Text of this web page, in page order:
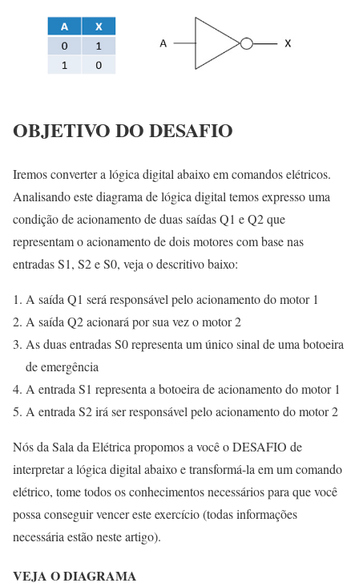
OBJETIVO DO DESAFIO
Iremos converter a lógica digital abaixo em comandos elétricos.
Analisando este diagrama de lógica digital temos expresso uma
condição de acionamento de duas saídas Q1 e Q2 que
representam o acionamento de dois motores com base nas
entradas S1, S2 e S0, veja o descritivo baixo:
A saída Q1 será responsável pelo acionamento do motor 1
A saída Q2 acionará por sua vez o motor 2
As duas entradas S0 representa um único sinal de uma botoeira
de emergência
A entrada S1 representa a botoeira de acionamento do motor 1
A entrada S2 irá ser responsável pelo acionamento do motor 2
Nós da Sala da Elétrica propomos a você o DESAFIO de
interpretar a lógica digital abaixo e transformá-la em um comando
elétrico, tome todos os conhecimentos necessários para que você
possa conseguir vencer este exercício (todas informações
necessária estão neste artigo).
VEJA O DIAGRAMA